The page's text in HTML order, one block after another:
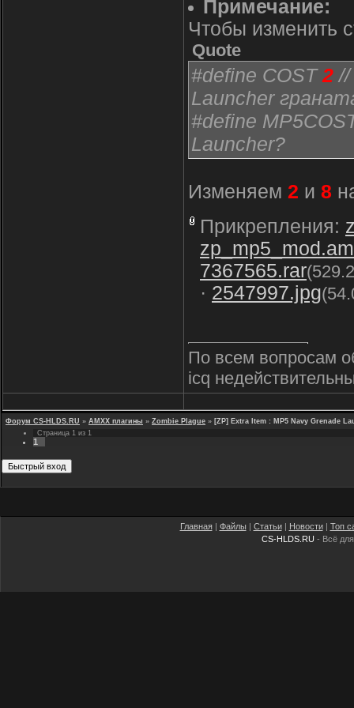
за убийство с
выстрелами?
выстрела
Примечание:
Чтобы изменить
Quote
#define COST2 //
Launcher
#define
Launcher?
Изменяем 2 и 8
Прикрепления:
7367565.rar
· 2547997.jpg
По всем вопросам
icq
Форум CS-HLDS.RU » AMXX плагины » Zombie Plague » [ZP] Extra Item : MP5 Navy Grenade
Страница 1 из 1
1
Главная| Файлы | Статьи| Новости| Топ
CS-HLDS.RU - Всё